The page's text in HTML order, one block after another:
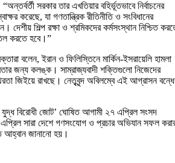
সরকার তার এখতিয়ার বহির্ভূতভাবে নির্বাচনের
করেছে, যা গণতান্ত্রিক রীতিনীতি ও সংবিধানের
দেশীয় শিল্প রক্ষা ও শ্রমিকদের কর্মসংস্থান নিশ্চিত
করতে হবে।”
বলেন, ইরান ও ফিলিস্তিনে মার্কিন-ইসরায়েলি হামলা
জন্য কলঙ্ক। সাম্রাজ্যবাদী শক্তিগুলো নিজেদের
জিইয়ে রাখছে। নেতৃবৃন্দ অবিলম্বে এই আগ্রাসন
যুদ্ধ বিরোধী জোট’ ঘোষিত আগামী ২৭ এপ্রিল সংসদ
সারা দেশে গণসংযোগ ও প্রচার অভিযান সফল
আহ্বান জানানো হয়।